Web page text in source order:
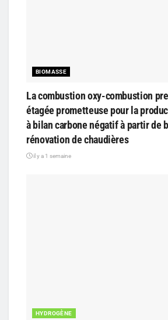
BIOMASSE
La combustion oxy-combustion
étagée prometteuse pour la
à bilan carbone négatif à partir de
rénovation de chaudières
il y a 1 semaine
HYDROGÈNE